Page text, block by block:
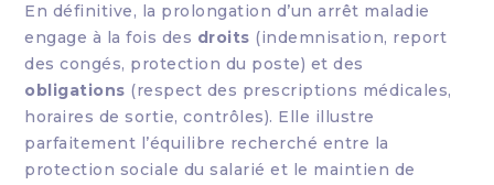
En définitive, la prolongation d’un arrêt maladie
engage à la fois des droits (indemnisation, report
des congés, protection du poste) et des
obligations (respect des prescriptions médicales,
horaires de sortie, contrôles). Elle illustre
parfaitement l’équilibre recherché entre la
protection sociale du salarié et le maintien de